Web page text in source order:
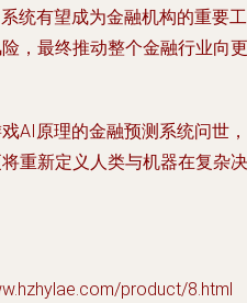
统有望成为金融机构的重要工
，最终推动整个金融行业向更
AI原理的金融预测系统问世，
重新定义人类与机器在复杂决
product/8.html